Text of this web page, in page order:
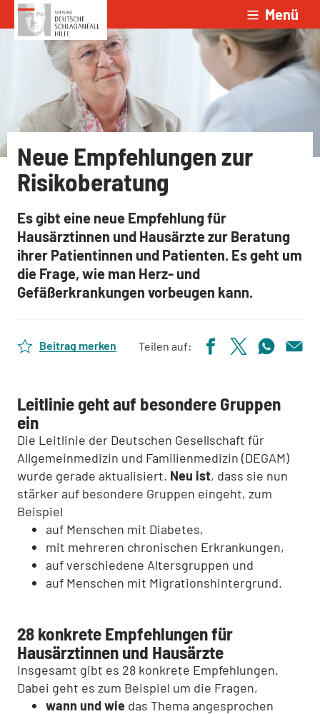
Zum Inhalt springen Menü
Neue Empfehlungen zur
Risikoberatung
Es gibt eine neue Empfehlung für
Hausärztinnen und Hausärzte zur Beratung
ihrer Patientinnen und Patienten. Es geht um
die Frage, wie man Herz- und
Gefäßerkrankungen vorbeugen kann.
Beitrag merken Teilen auf:
Leitlinie geht auf besondere Gruppen
ein
Die Leitlinie der Deutschen Gesellschaft für
Allgemeinmedizin und Familienmedizin (DEGAM)
wurde gerade aktualisiert. Neu ist, dass sie nun
stärker auf besondere Gruppen eingeht, zum
Beispiel
auf Menschen mit Diabetes,
mit mehreren chronischen Erkrankungen,
auf verschiedene Altersgruppen und
auf Menschen mit Migrationshintergrund.
28 konkrete Empfehlungen für
Hausärztinnen und Hausärzte
Insgesamt gibt es 28 konkrete Empfehlungen.
Dabei geht es zum Beispiel um die Fragen,
wann und wie das Thema angesprochen